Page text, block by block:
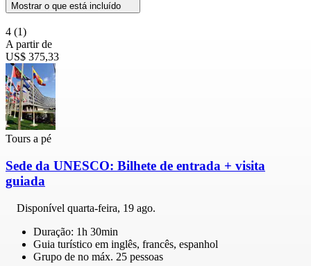
Mostrar o que está incluído
4 (1)
A partir de
US$ 375,33
Tours a pé
Sede da UNESCO: Bilhete de entrada + visita
guiada
Disponível quarta-feira, 19 ago.
Duração: 1h 30min
Guia turístico em inglês, francês, espanhol
Grupo de no máx. 25 pessoas